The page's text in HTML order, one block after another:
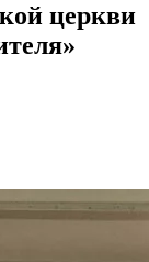
церкви